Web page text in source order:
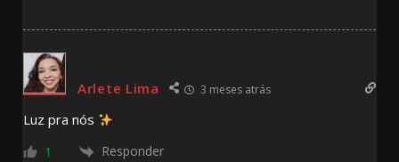
Arlete Lima 3 meses atrás
Luz pra nós
1 Responder